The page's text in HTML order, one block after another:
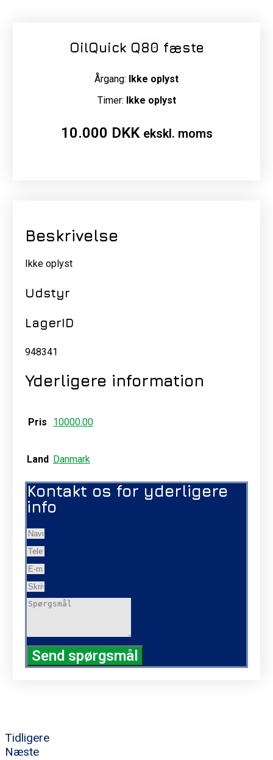
OilQuick Q80 fæste
Årgang: Ikke oplyst
Timer: Ikke oplyst
10.000 DKK ekskl. moms
Beskrivelse
Ikke oplyst
Udstyr
LagerID
948341
Yderligere information
Pris 10000.00
Land Danmark
Kontakt os for yderligere
info
Send spørgsmål
Tidligere
Næste